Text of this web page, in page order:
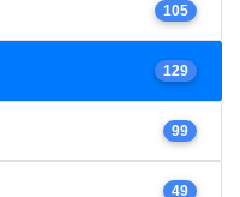
105
129
99
49